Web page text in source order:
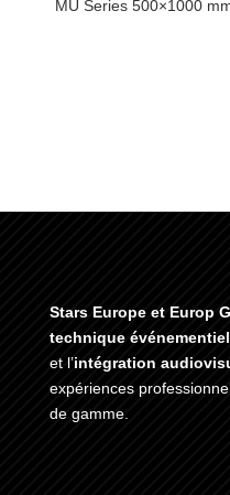
MU Series 500×1000
Stars Europe et Europ
technique
et l’intégration
expériences
de gamme.